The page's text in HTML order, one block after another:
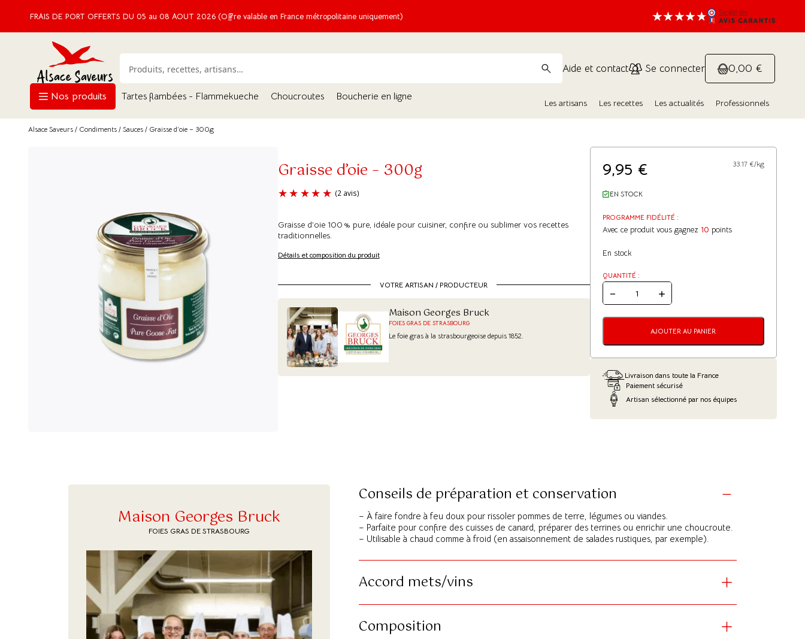
FRAIS DE PORT OFFERTS DU 05 au 08 AOUT 2026 (Offre valable en France métropolitaine uniquement)
Aide et contact Se connecter 0,00 €
Nos produits Tartes flambées - Flammekueche Choucroutes Boucherie en ligne
Les artisans Les recettes Les actualités Professionnels
Alsace Saveurs / Condiments / Sauces / Graisse d’oie – 300g
Graisse d’oie – 300g
(2 avis)
Graisse d’oie 100 % pure, idéale pour cuisiner, confire ou sublimer vos recettes
traditionnelles.
Détails et composition du produit
VOTRE ARTISAN / PRODUCTEUR
Maison Georges Bruck
FOIES GRAS DE STRASBOURG
Le foie gras à la strasbourgeoise depuis 1852.
9,95 € 33.17 €/kg
EN STOCK
PROGRAMME FIDÉLITÉ :
Avec ce produit vous gagnez 10 points
En stock
QUANTITÉ :
QUANTITÉ
DE
D'OIE
AJOUTER AU PANIER
Livraison dans toute la France
Paiement sécurisé
Artisan sélectionné par nos équipes
Maison Georges Bruck
FOIES GRAS DE STRASBOURG
Conseils de préparation et conservation
– À faire fondre à feu doux pour rissoler pommes de terre, légumes ou viandes.
– Parfaite pour confire des cuisses de canard, préparer des terrines ou enrichir une choucroute.
– Utilisable à chaud comme à froid (en assaisonnement de salades rustiques, par exemple).
Accord mets/vins
Composition